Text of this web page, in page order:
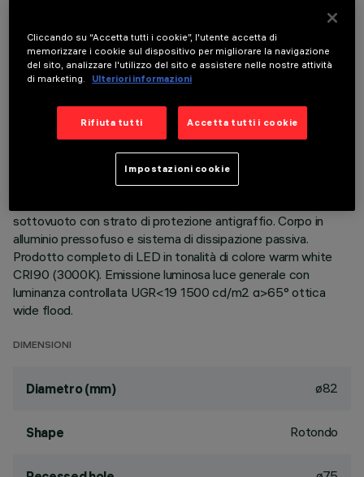
DATI TECNICI
DESCRIZIONE
Apparecchio rotondo fisso finalizzato all'utilizzo di sorgente
LED con tecnologia C.o.B. Versione con falda per installazione
sottovuoto con strato di protezione antigraffio. Corpo in
alluminio pressofuso e sistema di dissipazione passiva.
Prodotto completo di LED in tonalità di colore warm white
CRI90 (3000K). Emissione luminosa luce generale con
luminanza controllata UGR<19 1500 cd/m2 α>65° ottica
wide flood.
DIMENSIONI
Diametro (mm) ø82
Shape Rotondo
Cliccando su “Accetta tutti i cookie”, l'utente accetta di
memorizzare i cookie sul dispositivo per migliorare la navigazione
del sito, analizzare l'utilizzo del sito e assistere nelle nostre attività
di marketing.
Ulteriori informazioni
Rifiuta tutti Accetta tutti i cookie
Impostazioni cookie